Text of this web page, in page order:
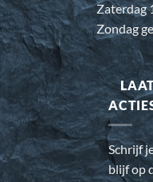
Zaterdag
Zondag
Schrijf
blijf op